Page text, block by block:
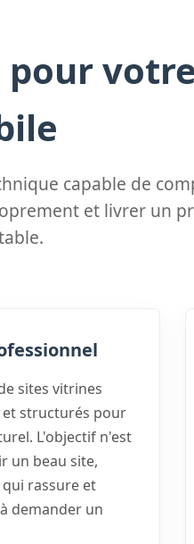
capable de
et livrer un
sites vitrines
et structurés pour
L'objectif n'est
un beau site,
rassure et
demander un